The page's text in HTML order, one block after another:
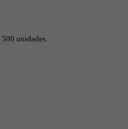
500 unidades.